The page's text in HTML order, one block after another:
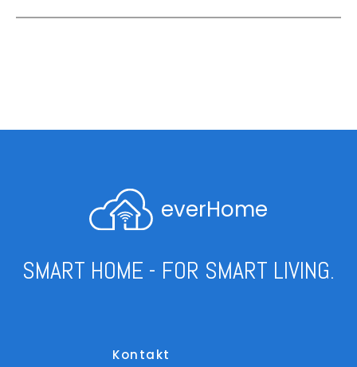
everHome
SMART HOME - FOR SMART LIVING.
Kontakt